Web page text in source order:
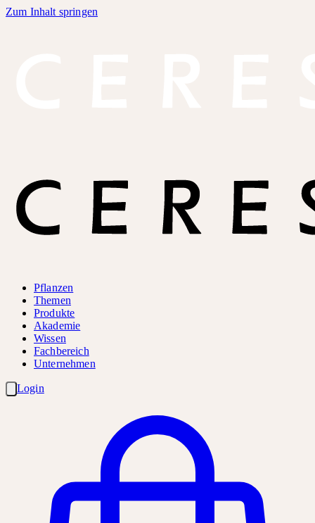
Zum Inhalt springen
Pflanzen
Themen
Produkte
Akademie
Wissen
Fachbereich
Unternehmen
Login